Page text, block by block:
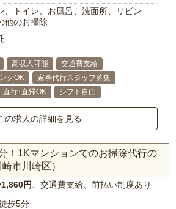
、トイレ、お風呂、洗面所、リビン
他のお掃除
高収入可能
交通費支給
クOK
家事代行スタッフ募集
直行･直帰OK シフト自由
の求人の詳細を見る
！1Kマンションでのお掃除代行の
市川崎区）
円 、交通費支給、前払い制度あり
歩5分